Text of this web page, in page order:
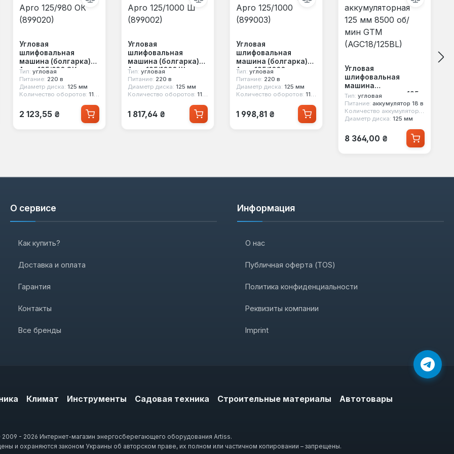
Угловая
шлифовальная
машина (болгарка)
Apro 125/980 ОК
(899020)
Тип: угловая
Питание: 220 в
Диаметр диска: 125 мм
Количество оборотов: 11000 об/мин
Обычная цена:
2 123,55 ₴
Угловая
шлифовальная
машина (болгарка)
Apro 125/1000 Ш
(899002)
Тип: угловая
Питание: 220 в
Диаметр диска: 125 мм
Количество оборотов: 11000 об/мин
Обычная цена:
1 817,64 ₴
Угловая
шлифовальная
машина (болгарка)
Apro 125/1000
(899003)
Тип: угловая
Питание: 220 в
Диаметр диска: 125 мм
Количество оборотов: 11000 об/мин
Обычная цена:
1 998,81 ₴
Угловая
шлифовальная
машина
аккумуляторная 125
мм 8500 об/мин GTM
(AGC18/125BL)
Тип: угловая
Питание: аккумулятор 18 в
Диаметр диска: 125 мм
Обычная цена:
8 364,00 ₴
О сервисе
Как купить?
Доставка и оплата
Гарантия
Контакты
Все бренды
Информация
О нас
Публичная оферта (TOS)
Политика конфиденциальности
Реквизиты компании
Imprint
Климат Инструменты Садовая техника Строительные материалы Автотовары
- 2026 Интернет-магазин энергосберегающего оборудования Artiss.
и охраняются законом Украины об авторском праве, их полном или частичном копировании – запрещены.